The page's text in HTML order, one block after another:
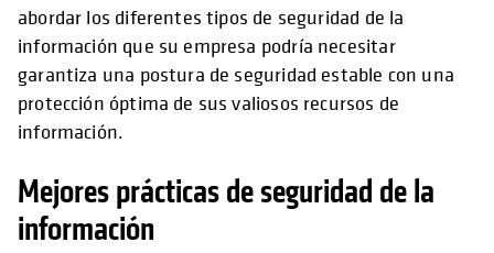
abordar los diferentes tipos de seguridad de la
información que su empresa podría necesitar
garantiza una postura de seguridad estable con una
protección óptima de sus valiosos recursos de
información.
Mejores prácticas de seguridad de la
información